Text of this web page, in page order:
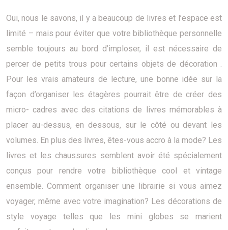
Oui, nous le savons, il y a beaucoup de livres et l’espace est
limité – mais pour éviter que votre bibliothèque personnelle
semble toujours au bord d’imploser, il est nécessaire de
percer de petits trous pour certains objets de décoration .
Pour les vrais amateurs de lecture, une bonne idée sur la
façon d’organiser les étagères pourrait être de créer des
micro- cadres avec des citations de livres mémorables à
placer au-dessus, en dessous, sur le côté ou devant les
volumes. En plus des livres, êtes-vous accro à la mode? Les
livres et les chaussures semblent avoir été spécialement
conçus pour rendre votre bibliothèque cool et vintage
ensemble. Comment organiser une librairie si vous aimez
voyager, même avec votre imagination? Les décorations de
style voyage telles que les mini globes se marient